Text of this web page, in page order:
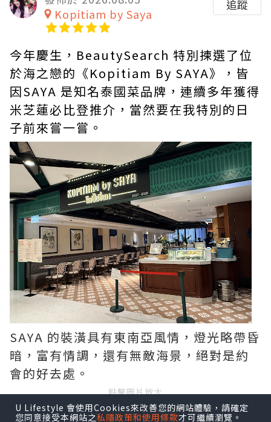
U Lifestyle 會使用Cookies來改善您的網站體驗，請確定
您同意接受本網站之私隱政策和使用條款才可繼續瀏覽。
Kopitiam by Saya
追蹤
今年慶生，BeautySearch 特別揀選了位
於海之戀的《Kopitiam By SAYA》，皆
因SAYA 是知名泰國菜品牌，連續多年獲得
米芝蓮必比登推介，當然要在我特別的日
子前來嘗一嘗。
SAYA 的裝潢具有東南亞風情，燈光略帶昏
暗，富有情調，還有無敵海景，絕對是約
會的好去處。
點擊圖片放大